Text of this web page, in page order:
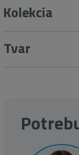
Kolekcia
Tvar